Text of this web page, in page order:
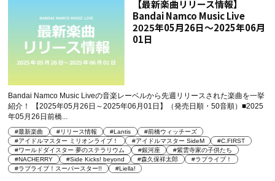
【最新楽曲リリース情報】
Bandai Namco Music Live
2025年05月26日～2025年06月
01日
Bandai Namco Music Liveの音楽レーベルから先週リリースされた楽曲を一挙
紹介！ 【2025年05月26日～2025年06月01日】（発売日順・50音順）■2025
年05月26日前橋...
#最新楽曲 #リリース情報 #Lantis
#前橋ウィッチーズ
#アイドルマスター ミリオンライブ！
#アイドルマスター SideM
#C.FIRST
#ワールドダイスター 夢のステラリウム
#銀河座
#紫雲寺家の子供たち
#NACHERRY
#Side Kicks! beyond #森久保祥太郎
#ラブライブ！
#ラブライブ！スーパースター!!
#Liella!